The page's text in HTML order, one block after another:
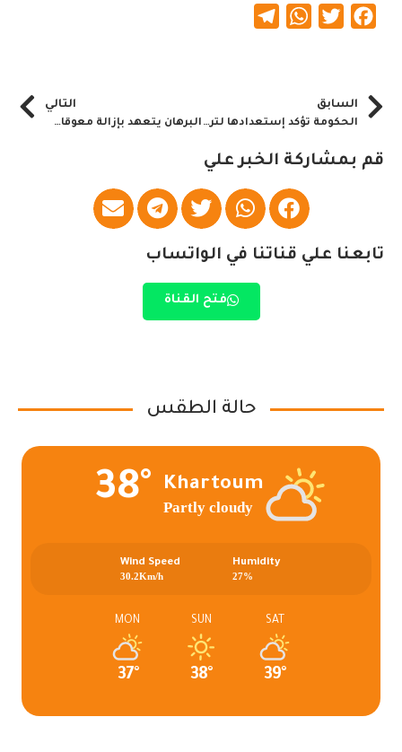
Facebook
Twitter
WhatsApp
السابق
الحكومة تؤكد إستعدادها لترقية العلاقات الاقتصادية مع السعودية
التالي
البرهان يتعهد بإزالة معوقات الإسثمارات السعودية بالسودان
قم بمشاركة الخبر علي
تابعنا علي قناتنا في الواتساب
فتح القناة
حالة الطقس
Khartoum
Partly cloudy
38°
Humidity
27%
Wind Speed
30.2Km/h
SAT
39°
SUN
38°
MON
37°